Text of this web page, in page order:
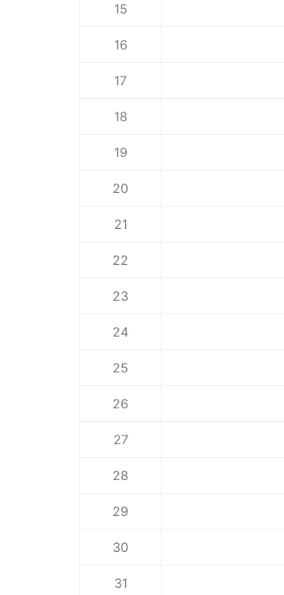
15
16
17
18
19
20
21
22
23
24
25
26
27
28
29
30
31